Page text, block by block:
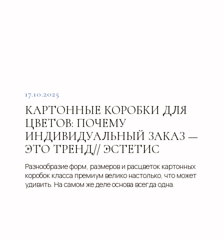
17.10.2025
КАРТОННЫЕ КОРОБКИ ДЛЯ
ЦВЕТОВ: ПОЧЕМУ
ИНДИВИДУАЛЬНЫЙ ЗАКАЗ —
ЭТО ТРЕНД// ЭСТЕТИС
Разнообразие форм, размеров и расцветок картонных
коробок класса премиум велико настолько, что может
удивить. На самом же деле основа всегда одна.